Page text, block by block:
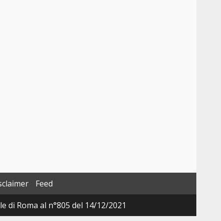
Feed
Roma al n°805 del 14/12/2021